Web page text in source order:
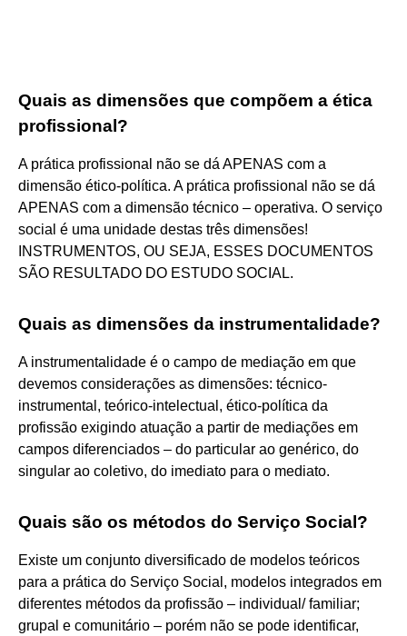
Quais as dimensões que compõem a ética
profissional?
A prática profissional não se dá APENAS com a
dimensão ético-política. A prática profissional não se dá
APENAS com a dimensão técnico – operativa. O serviço
social é uma unidade destas três dimensões!
INSTRUMENTOS, OU SEJA, ESSES DOCUMENTOS
SÃO RESULTADO DO ESTUDO SOCIAL.
Quais as dimensões da instrumentalidade?
A instrumentalidade é o campo de mediação em que
devemos considerações as dimensões: técnico-
instrumental, teórico-intelectual, ético-política da
profissão exigindo atuação a partir de mediações em
campos diferenciados – do particular ao genérico, do
singular ao coletivo, do imediato para o mediato.
Quais são os métodos do Serviço Social?
Existe um conjunto diversificado de modelos teóricos
para a prática do Serviço Social, modelos integrados em
diferentes métodos da profissão – individual/ familiar;
grupal e comunitário – porém não se pode identificar,